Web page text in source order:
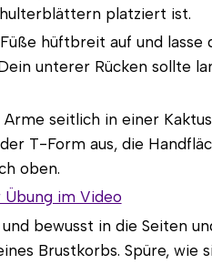
platziert ist.
hüftbreit auf und lasse
unterer Rücken sollte
seitlich in einer
T-Form aus, die
oben.
im Video
bewusst in die Seiten
Brustkorbs. Spüre, wie